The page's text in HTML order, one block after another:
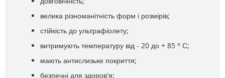
велика різноманітність форм і розмірів;
стійкість до ультрафіолету;
витримують температуру від - 20 до + 85 ° С;
мають антислизьке покриття;
безпечні для здоров'я;